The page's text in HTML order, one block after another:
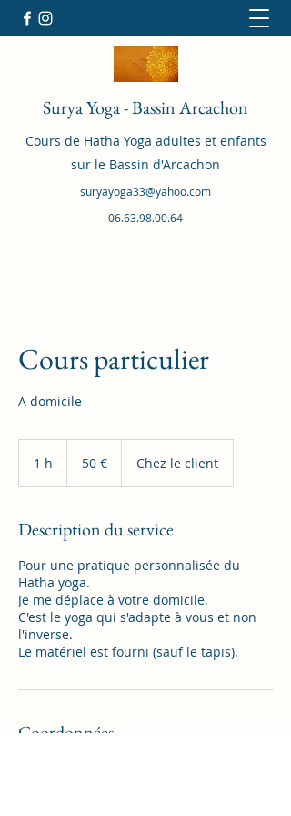
Surya Yoga - Bassin Arcachon
Cours de Hatha Yoga adultes et enfants
sur le Bassin d'Arcachon
suryayoga33@yahoo.com
06.63.98.00.64
Cours particulier
A domicile
1 h 50 € Chez le client
Description du service
Pour une pratique personnalisée du
Hatha yoga.
Je me déplace à votre domicile.
C'est le yoga qui s'adapte à vous et non
l'inverse.
Le matériel est fourni (sauf le tapis).
Coordonnées